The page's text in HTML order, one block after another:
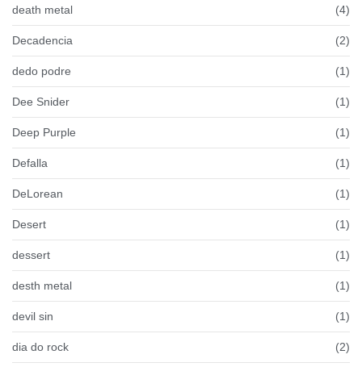
death metal (4)
Decadencia (2)
dedo podre (1)
Dee Snider (1)
Deep Purple (1)
Defalla (1)
DeLorean (1)
Desert (1)
dessert (1)
desth metal (1)
devil sin (1)
dia do rock (2)